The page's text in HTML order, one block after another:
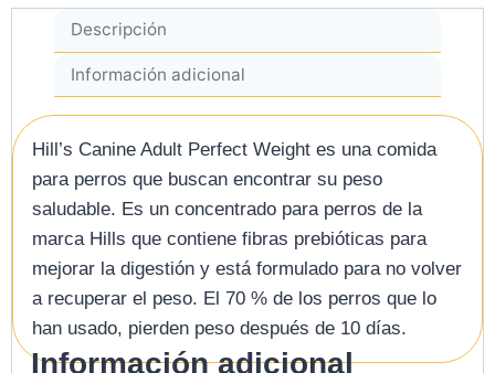
Descripción
Información adicional
Hill’s Canine Adult Perfect Weight es una comida
para perros que buscan encontrar su peso
saludable. Es un concentrado para perros de la
marca Hills que contiene fibras prebióticas para
mejorar la digestión y está formulado para no volver
a recuperar el peso. El 70 % de los perros que lo
han usado, pierden peso después de 10 días.
Información adicional